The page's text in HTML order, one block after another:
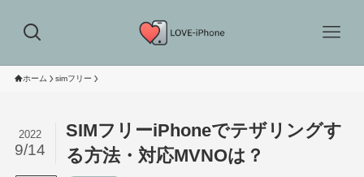
ホーム simフリー
SIMフリーiPhoneでテザリングす
る方法・対応MVNOは？
2022
9/14